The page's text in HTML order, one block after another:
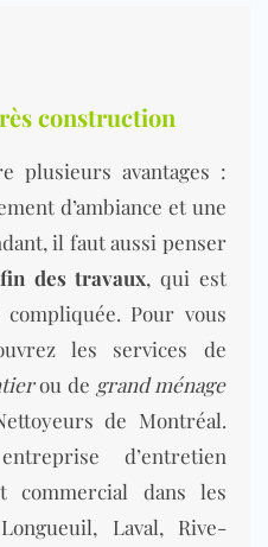
construction
plusieurs avantages :
d’ambiance et une
il faut aussi penser
des travaux, qui est
Pour vous
les services de
ou de grand ménage
de Montréal.
d’entretien
commercial dans les
Laval, Rive-